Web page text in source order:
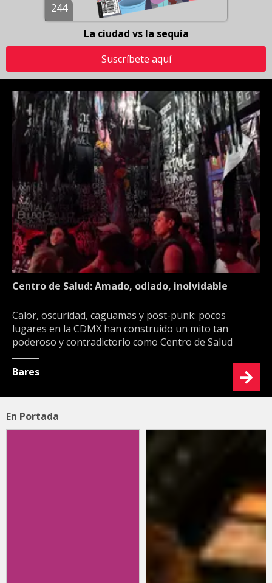
244
La ciudad vs la sequía
Suscríbete aquí
Centro de Salud: Amado, odiado, inolvidable
Calor, oscuridad, caguamas y post-punk: pocos
lugares en la CDMX han construido un mito tan
poderoso y contradictorio como Centro de Salud
Bares
En Portada